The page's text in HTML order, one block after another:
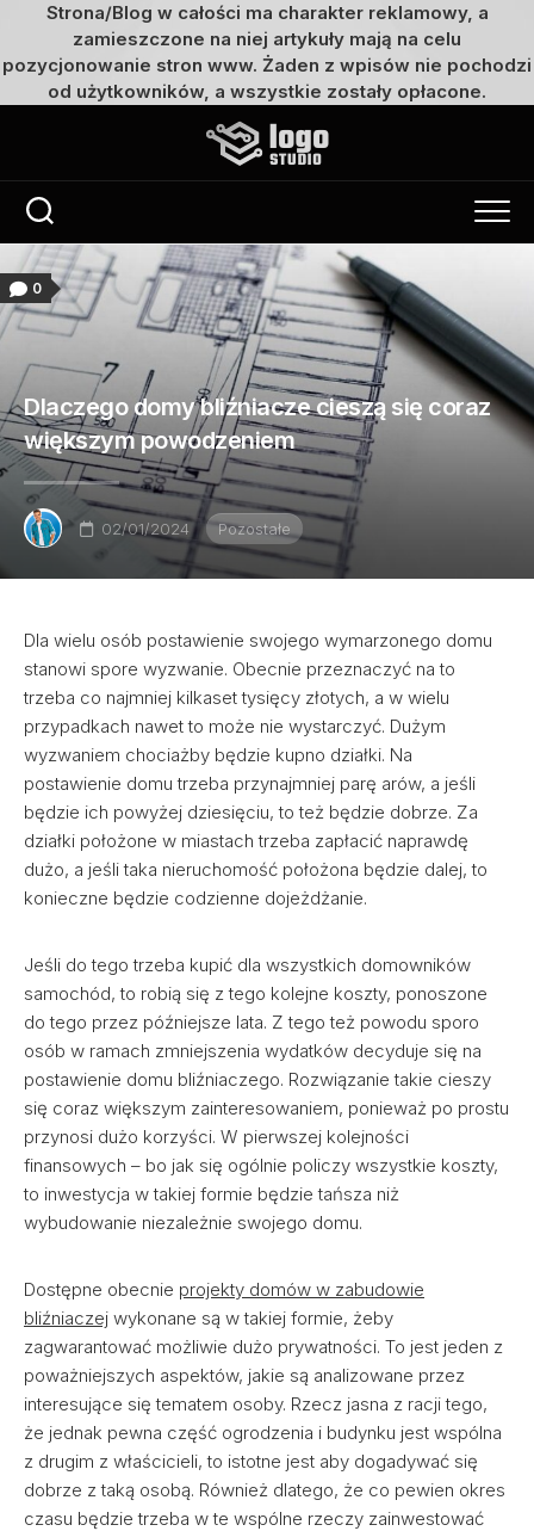
Strona/Blog w całości ma charakter reklamowy, a
zamieszczone na niej artykuły mają na celu
pozycjonowanie stron www. Żaden z wpisów nie pochodzi
od użytkowników, a wszystkie zostały opłacone.
0
Dlaczego domy bliźniacze cieszą się coraz
większym powodzeniem
02/01/2024 Pozostałe
Dla wielu osób postawienie swojego wymarzonego domu
stanowi spore wyzwanie. Obecnie przeznaczyć na to
trzeba co najmniej kilkaset tysięcy złotych, a w wielu
przypadkach nawet to może nie wystarczyć. Dużym
wyzwaniem chociażby będzie kupno działki. Na
postawienie domu trzeba przynajmniej parę arów, a jeśli
będzie ich powyżej dziesięciu, to też będzie dobrze. Za
działki położone w miastach trzeba zapłacić naprawdę
dużo, a jeśli taka nieruchomość położona będzie dalej, to
konieczne będzie codzienne dojeżdżanie.
Jeśli do tego trzeba kupić dla wszystkich domowników
samochód, to robią się z tego kolejne koszty, ponoszone
do tego przez późniejsze lata. Z tego też powodu sporo
osób w ramach zmniejszenia wydatków decyduje się na
postawienie domu bliźniaczego. Rozwiązanie takie cieszy
się coraz większym zainteresowaniem, ponieważ po prostu
przynosi dużo korzyści. W pierwszej kolejności
finansowych – bo jak się ogólnie policzy wszystkie koszty,
to inwestycja w takiej formie będzie tańsza niż
wybudowanie niezależnie swojego domu.
Dostępne obecnie projekty domów w zabudowie
bliźniaczej wykonane są w takiej formie, żeby
zagwarantować możliwie dużo prywatności. To jest jeden z
poważniejszych aspektów, jakie są analizowane przez
interesujące się tematem osoby. Rzecz jasna z racji tego,
że jednak pewna część ogrodzenia i budynku jest wspólna
z drugim z właścicieli, to istotne jest aby dogadywać się
dobrze z taką osobą. Również dlatego, że co pewien okres
czasu będzie trzeba w te wspólne rzeczy zainwestować